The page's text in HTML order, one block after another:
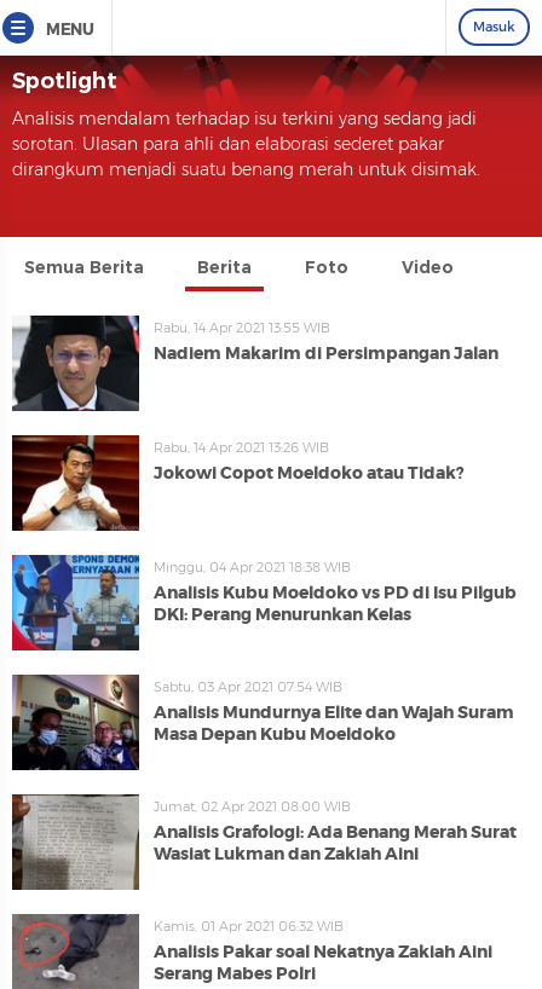
MENU Masuk
Spotlight
Analisis mendalam terhadap isu terkini yang sedang jadi
sorotan. Ulasan para ahli dan elaborasi sederet pakar
dirangkum menjadi suatu benang merah untuk disimak.
Semua Berita Berita Foto Video
Rabu, 14 Apr 2021 13:55 WIB
Nadiem Makarim di Persimpangan Jalan
Rabu, 14 Apr 2021 13:26 WIB
Jokowi Copot Moeldoko atau Tidak?
Minggu, 04 Apr 2021 18:38 WIB
Analisis Kubu Moeldoko vs PD di Isu Pilgub
DKI: Perang Menurunkan Kelas
Sabtu, 03 Apr 2021 07:54 WIB
Analisis Mundurnya Elite dan Wajah Suram
Masa Depan Kubu Moeldoko
Jumat, 02 Apr 2021 08:00 WIB
Analisis Grafologi: Ada Benang Merah Surat
Wasiat Lukman dan Zakiah Aini
Kamis, 01 Apr 2021 06:32 WIB
Analisis Pakar soal Nekatnya Zakiah Aini
Serang Mabes Polri